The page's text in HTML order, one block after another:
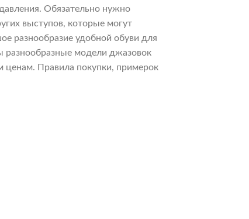
Обязательно нужно
выступов, которые могут
разнообразие удобной обуви для
разнообразные модели джазовок
ценам. Правила покупки, примерок